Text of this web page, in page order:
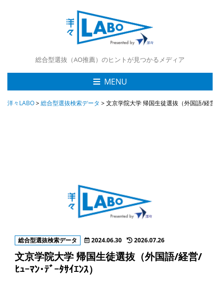
総合型選抜（AO推薦）のヒントが見つかるメディア
MENU
洋々LABO>総合型選抜検索データ >文京学院大学 帰国生徒選抜（外国語/経営/ﾋ
総合型選抜検索データ 2024.06.30 2026.07.26
文京学院大学 帰国生徒選抜（外国語/経営/
ﾋｭｰﾏﾝ･ﾃﾞｰﾀｻｲｴﾝｽ）